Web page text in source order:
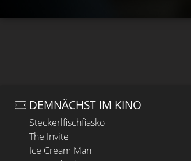
DEMNÄCHST IM KINO
Steckerlfischfiasko
The Invite
Ice Cream Man